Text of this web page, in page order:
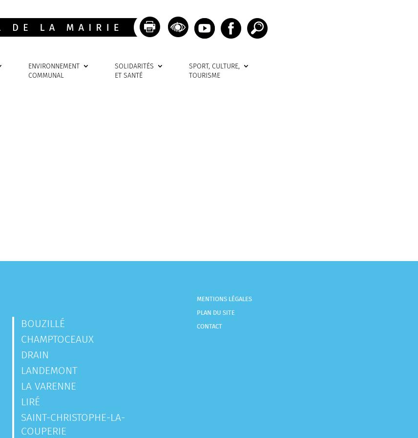
ENVIRONNEMENT
COMMUNAL
SOLIDARITÉS
ET SANTÉ
SPORT, CULTURE,
TOURISME
BOUZILLÉ
CHAMPTOCEAUX
DRAIN
LANDEMONT
LA VARENNE
LIRÉ
SAINT-CHRISTOPHE-LA-
COUPERIE
MENTIONS LÉGALES
PLAN DU SITE
CONTACT